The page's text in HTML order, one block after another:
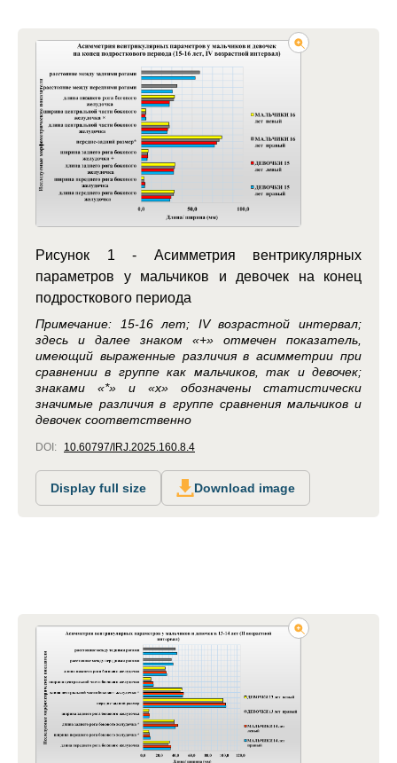
Рисунок 1 - Асимметрия вентрикулярных
параметров у мальчиков и девочек на конец
подросткового периода
Примечание: 15-16 лет; IV возрастной интервал;
здесь и далее знаком «+» отмечен показатель,
имеющий выраженные различия в асимметрии при
сравнении в группе как мальчиков, так и девочек;
знаками «*» и «х» обозначены статистически
значимые различия в группе сравнения мальчиков и
девочек соответственно
DOI: 10.60797/IRJ.2025.160.8.4
Display full size Download image